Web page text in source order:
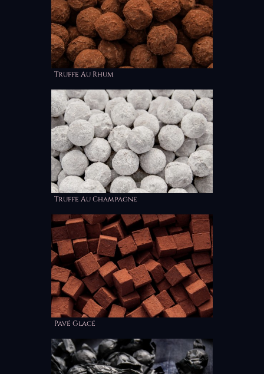
Truffe Au Rhum
Truffe Au Champagne
Pavé Glacé